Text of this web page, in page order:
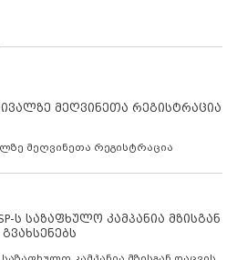
მეღვინეთა რეგისტრაცია
მეღვინეთა რეგისტრაცია
ს საზაფხულო კამპანია მზისგან